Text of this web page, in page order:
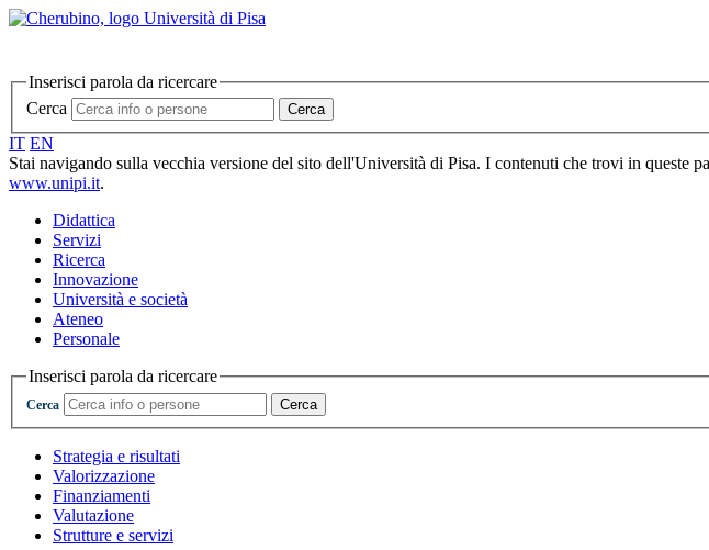
Inserisci parola da ricercare
Cerca
Cerca
IT EN
Stai navigando sulla vecchia versione del sito dell'Università di Pisa. I contenuti che trovi in
www.unipi.it.
Didattica
Servizi
Ricerca
Innovazione
Università e società
Ateneo
Personale
Inserisci parola da ricercare
Cerca Cerca
Strategia e risultati
Valorizzazione
Finanziamenti
Valutazione
Strutture e servizi